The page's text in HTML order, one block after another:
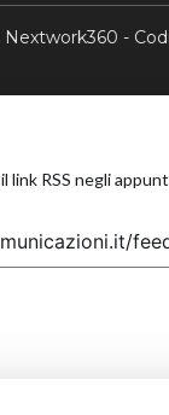
Nextwork360 -
link RSS negli